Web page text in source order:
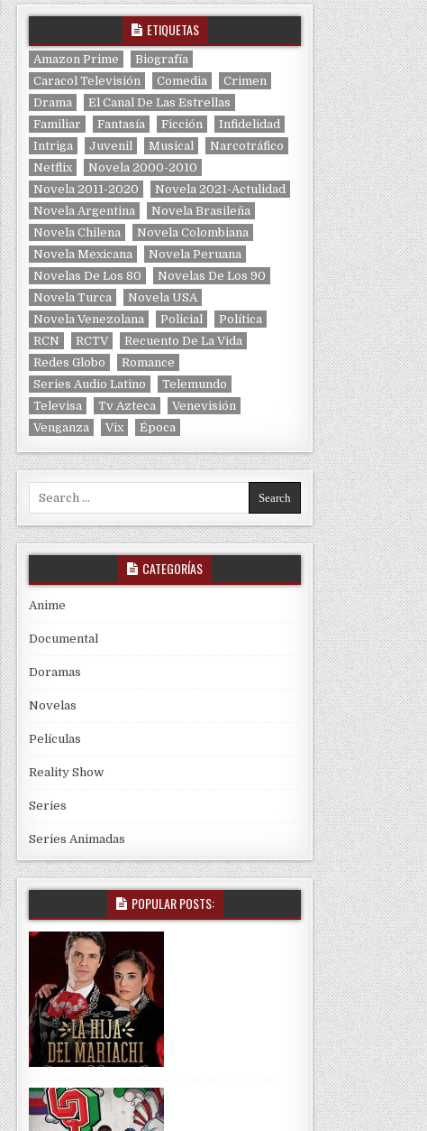
ETIQUETAS
Amazon Prime
Biografía
Caracol Televisión
Comedia
Crimen
Drama
El Canal De Las Estrellas
Familiar
Fantasía Ficción
Infidelidad
Intriga
Juvenil Musical
Narcotráfico
Netflix
Novela 2000-2010
Novela 2011-2020
Novela 2021-Actulidad
Novela Argentina
Novela Brasileña
Novela Chilena
Novela Colombiana
Novela Mexicana
Novela Peruana
Novelas De Los 80
Novelas De Los 90
Novela Turca
Novela USA
Novela Venezolana
Policial
Política
RCN
RCTV
Recuento De La Vida
Redes Globo
Romance
Series Audio Latino
Telemundo
Televisa
Tv Azteca
Venevisión
Venganza
Vix Época
Search for:
CATEGORÍAS
Anime
Documental
Doramas
Novelas
Películas
Reality Show
Series
Series Animadas
POPULAR POSTS: